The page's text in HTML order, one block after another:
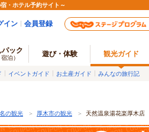
・ホテル予約サイト～
イン 会員登録
パック
泊） 遊び・体験 観光ガイド
イベントガイド お土産ガイド みんなの旅行記
の観光 ＞ 厚木市の観光 ＞ 天然温泉湯花楽厚木店